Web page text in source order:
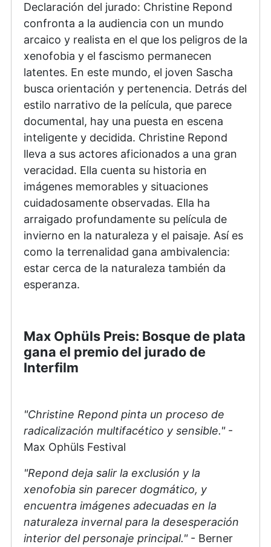
Declaración del jurado: Christine Repond
confronta a la audiencia con un mundo
arcaico y realista en el que los peligros de la
xenofobia y el fascismo permanecen
latentes. En este mundo, el joven Sascha
busca orientación y pertenencia. Detrás del
estilo narrativo de la película, que parece
documental, hay una puesta en escena
inteligente y decidida. Christine Repond
lleva a sus actores aficionados a una gran
veracidad. Ella cuenta su historia en
imágenes memorables y situaciones
cuidadosamente observadas. Ella ha
arraigado profundamente su película de
invierno en la naturaleza y el paisaje. Así es
como la terrenalidad gana ambivalencia:
estar cerca de la naturaleza también da
esperanza.
Max Ophüls Preis: Bosque de plata
gana el premio del jurado de
Interfilm
"Christine Repond pinta un proceso de
radicalización multifacético y sensible."-
Max Ophüls Festival
"Repond deja salir la exclusión y la
xenofobia sin parecer dogmático, y
encuentra imágenes adecuadas en la
naturaleza invernal para la desesperación
interior del personaje principal."- Berner